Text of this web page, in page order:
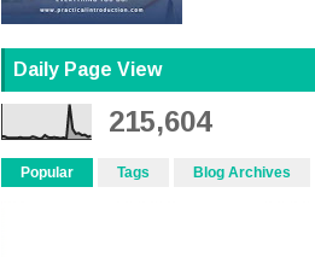
Daily Page View
215,604
Popular Tags Blog Archives